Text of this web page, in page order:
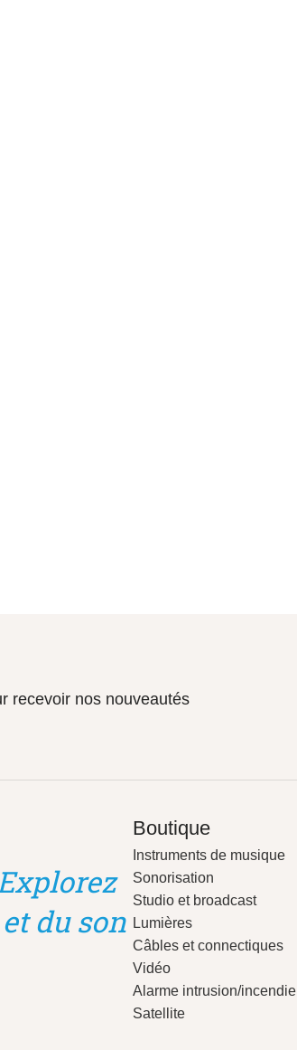
recevoir nos nouveautés
du son
Boutique
Instruments de musique
Sonorisation
Studio et broadcast
Lumières
Câbles et connectiques
Vidéo
Alarme intrusion/incendie
Satellite